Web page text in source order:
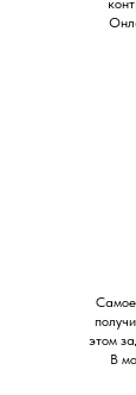
Самое
этом
В